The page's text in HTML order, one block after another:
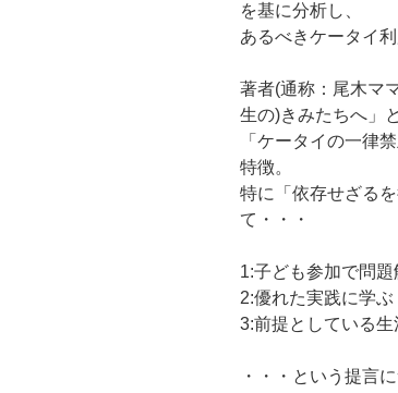
を基に分析し、
あるべきケータイ
著者(通称：尾木マ
生の)きみたちへ」
「ケータイの一律
特徴。
特に「依存せざる
て・・・
1:子ども参加で問
2:優れた実践に学ぶ
3:前提としている
・・・という提言